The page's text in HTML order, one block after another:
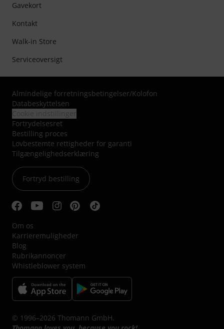
Gavekort
Kontakt
Walk-in Store
Serviceoversigt
Almindelige forretningsbetingelser/Kolofon
Databeskyttelsen
Fortrydelsesret
Bestilling proces
Lovbestemte rettigheder for garanti
Tilgængelighedserklæring
Fortryd bestilling
Om os
Karrieremuligheder
Blog
Rubrikannoncer
Whistleblower system
© 1996–2026 Thomann GmbH.